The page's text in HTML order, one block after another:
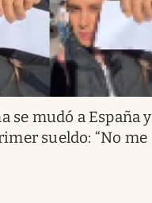
se mudó a España y
sueldo: “No me